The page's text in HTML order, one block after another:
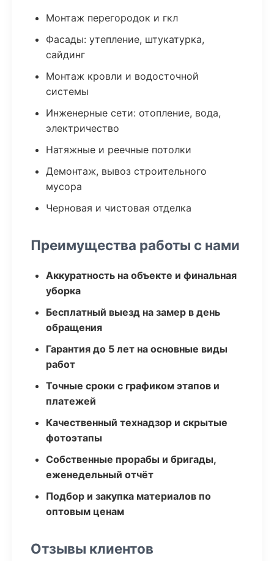
Монтаж перегородок и гкл
Фасады: утепление, штукатурка,
сайдинг
Монтаж кровли и водосточной
системы
Инженерные сети: отопление, вода,
электричество
Натяжные и реечные потолки
Демонтаж, вывоз строительного
мусора
Черновая и чистовая отделка
Преимущества работы с нами
Аккуратность на объекте и финальная
уборка
Бесплатный выезд на замер в день
обращения
Гарантия до 5 лет на основные виды
работ
Точные сроки с графиком этапов и
платежей
Качественный технадзор и скрытые
фотоэтапы
Собственные прорабы и бригады,
еженедельный отчёт
Подбор и закупка материалов по
оптовым ценам
Отзывы клиентов